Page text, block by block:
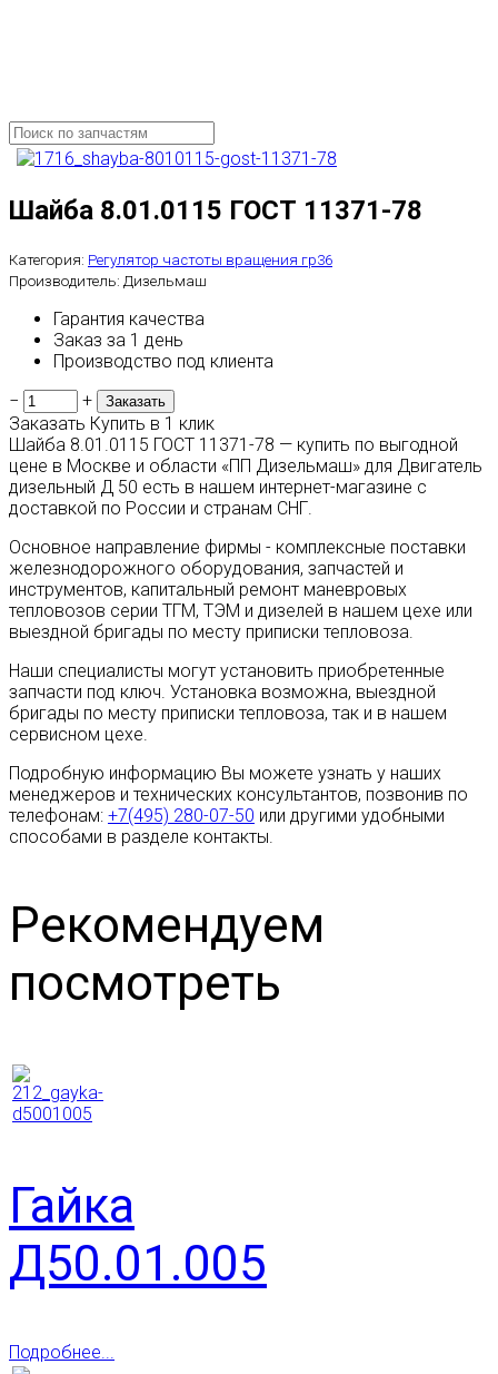
Шайба 8.01.0115 ГОСТ 11371-78
Категория: Регулятор частоты вращения гр36
Производитель: Дизельмаш
Гарантия качества
Заказ за 1 день
Производство под клиента
−
+
Заказать Купить в 1 клик
Шайба 8.01.0115 ГОСТ 11371-78 — купить по выгодной
цене в Москве и области «ПП Дизельмаш» для Двигатель
дизельный Д 50 есть в нашем интернет-магазине с
доставкой по России и странам СНГ.
Основное направление фирмы - комплексные поставки
железнодорожного оборудования, запчастей и
инструментов, капитальный ремонт маневровых
тепловозов серии ТГМ, ТЭМ и дизелей в нашем цехе или
выездной бригады по месту приписки тепловоза.
Наши специалисты могут установить приобретенные
запчасти под ключ. Установка возможна, выездной
бригады по месту приписки тепловоза, так и в нашем
сервисном цехе.
Подробную информацию Вы можете узнать у наших
менеджеров и технических консультантов, позвонив по
телефонам: +7(495) 280-07-50 или другими удобными
способами в разделе контакты.
Рекомендуем
посмотреть
Гайка
Д50.01.005
Подробнее...